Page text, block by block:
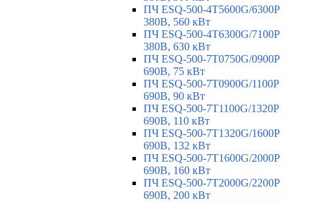
ПЧ ESQ-500-4T5600G/6300P
380В, 560 кВт
ПЧ ESQ-500-4T6300G/7100P
380В, 630 кВт
ПЧ ESQ-500-7T0750G/0900P
690В, 75 кВт
ПЧ ESQ-500-7T0900G/1100P
690В, 90 кВт
ПЧ ESQ-500-7T1100G/1320P
690В, 110 кВт
ПЧ ESQ-500-7T1320G/1600P
690В, 132 кВт
ПЧ ESQ-500-7T1600G/2000P
690В, 160 кВт
ПЧ ESQ-500-7T2000G/2200P
690В, 200 кВт